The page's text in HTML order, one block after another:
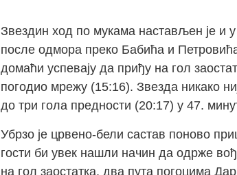
Звездин ход по мукама настављен је и
после одмора преко Бабића и
домаћи успевају да приђу на гол
погодио мрежу (15:16). Звезда никако
до три гола предности (20:17) у 47.
Убрзо је црвено-бели састав поново
гости би увек нашли начин да одрже
на гол заостатка, два пута погоцима